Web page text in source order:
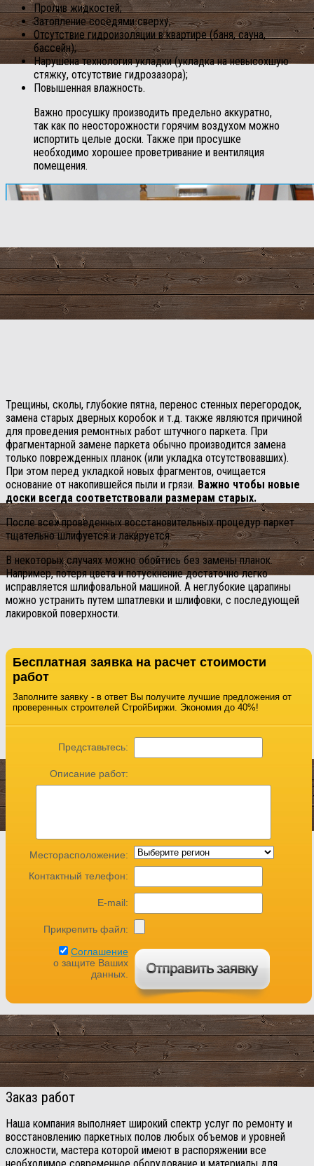
Пролив жидкостей;
Затопление соседями сверху;
Отсутствие гидроизоляции в квартире (баня, сауна,
бассейн);
Нарушена технология укладки (укладка на невысохшую
стяжку, отсутствие гидрозазора);
Повышенная влажность.
Важно просушку производить предельно аккуратно,
так как по неосторожности горячим воздухом можно
испортить целые доски. Также при просушке
необходимо хорошее проветривание и вентиляция
помещения.
Трещины, сколы, глубокие пятна, перенос стенных перегородок,
замена старых дверных коробок и т.д. также являются причиной
для проведения ремонтных работ штучного паркета. При
фрагментарной замене паркета обычно производится замена
только поврежденных планок (или укладка отсутствовавших).
При этом перед укладкой новых фрагментов, очищается
основание от накопившейся пыли и грязи. Важно чтобы новые
доски всегда соответствовали размерам старых.
После всех проведенных восстановительных процедур паркет
тщательно шлифуется и лакируется.
В некоторых случаях можно обойтись без замены планок.
Например, потеря цвета и потускнение достаточно легко
исправляется шлифовальной машиной. А неглубокие царапины
можно устранить путем шпатлевки и шлифовки, с последующей
лакировкой поверхности.
Заказ работ
Наша компания выполняет широкий спектр услуг по ремонту и
восстановлению паркетных полов любых объемов и уровней
сложности, мастера которой имеют в распоряжении все